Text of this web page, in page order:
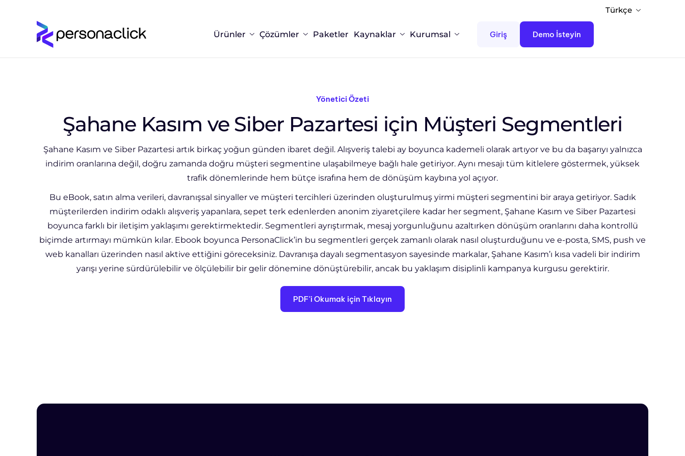
Türkçe
Ürünler Çözümler Paketler Kaynaklar Kurumsal Giriş Demo İsteyin
Yönetici Özeti
Şahane Kasım ve Siber Pazartesi için Müşteri Segmentleri
Şahane Kasım ve Siber Pazartesi artık birkaç yoğun günden ibaret değil. Alışveriş talebi ay boyunca kademeli olarak artıyor ve bu da başarıyı yalnızca
indirim oranlarına değil, doğru zamanda doğru müşteri segmentine ulaşabilmeye bağlı hale getiriyor. Aynı mesajı tüm kitlelere göstermek, yüksek
trafik dönemlerinde hem bütçe israfına hem de dönüşüm kaybına yol açıyor.
Bu eBook, satın alma verileri, davranışsal sinyaller ve müşteri tercihleri üzerinden oluşturulmuş yirmi müşteri segmentini bir araya getiriyor. Sadık
müşterilerden indirim odaklı alışveriş yapanlara, sepet terk edenlerden anonim ziyaretçilere kadar her segment, Şahane Kasım ve Siber Pazartesi
boyunca farklı bir iletişim yaklaşımı gerektirmektedir. Segmentleri ayrıştırmak, mesaj yorgunluğunu azaltırken dönüşüm oranlarını daha kontrollü
biçimde artırmayı mümkün kılar. Ebook boyunca PersonaClick’in bu segmentleri gerçek zamanlı olarak nasıl oluşturduğunu ve e-posta, SMS, push ve
web kanalları üzerinden nasıl aktive ettiğini göreceksiniz. Davranışa dayalı segmentasyon sayesinde markalar, Şahane Kasım’ı kısa vadeli bir indirim
yarışı yerine sürdürülebilir ve ölçülebilir bir gelir dönemine dönüştürebilir, ancak bu yaklaşım disiplinli kampanya kurgusu gerektirir.
PDF'i Okumak için Tıklayın